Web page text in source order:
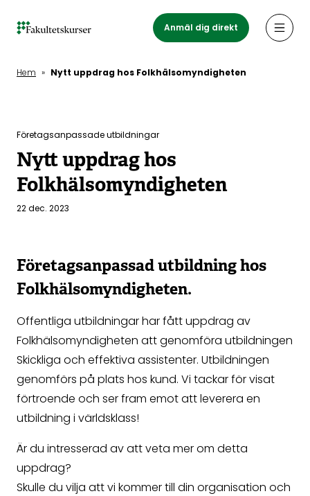
Anmäl dig direkt
Hem » Nytt uppdrag hos Folkhälsomyndigheten
Företagsanpassade utbildningar
Nytt uppdrag hos
Folkhälsomyndigheten
22 dec. 2023
Företagsanpassad utbildning hos
Folkhälsomyndigheten.
Offentliga utbildningar har fått uppdrag av
Folkhälsomyndigheten att genomföra utbildningen
Skickliga och effektiva assistenter. Utbildningen
genomförs på plats hos kund. Vi tackar för visat
förtroende och ser fram emot att leverera en
utbildning i världsklass!
Är du intresserad av att veta mer om detta
uppdrag?
Skulle du vilja att vi kommer till din organisation och